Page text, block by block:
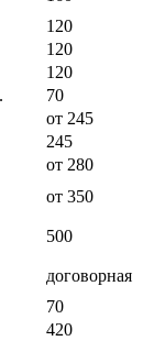
120
120
120
70
от 245
245
от 280
от 350
500
договорная
70
420